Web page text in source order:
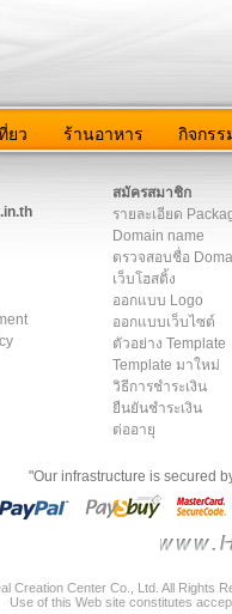
ยว ร้านอาหาร กิจกรร
สมัครสมาชิก
รายละเอียด
Domain name
ตรวจสอบชื่อ
เว็บโฮสติ้ง
ออกแบบ Logo
ออกแบบเว็บไซต์
ตัวอย่าง Template
Template มาใหม่
วิธีการชำระเงิน
ยืนยันชำระเงิน
ต่ออายุ
"Our infrastructure is secured
Creation Center Co., Ltd. All Rights
Use of this Web site constitutes